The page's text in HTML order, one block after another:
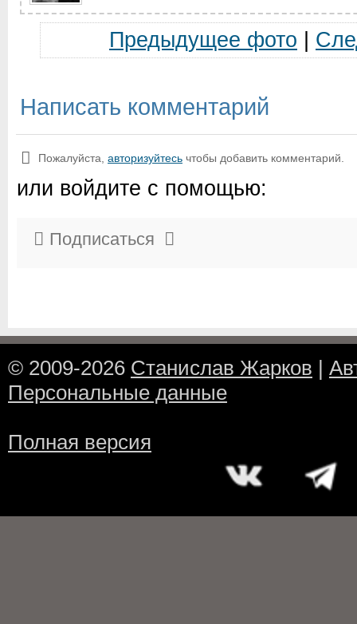
Предыдущее фото
Написать комментарий
Пожалуйста, авторизуйтесь чтобы добавить комментарий.
или войдите с помощью:
Подписаться
© 2009-2026 Станислав Жарков |
Персональные данные
Полная версия